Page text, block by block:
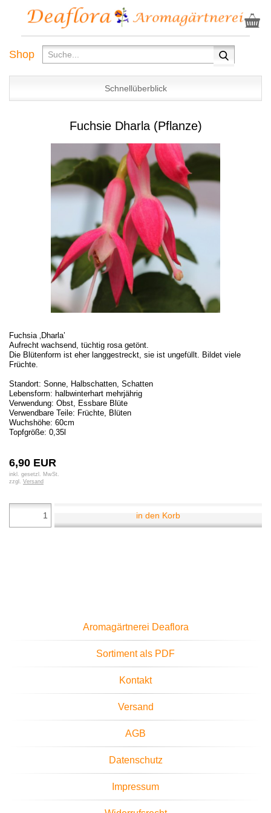
Shop
Schnellüberblick
Fuchsie Dharla (Pflanze)
Fuchsia ‚Dharla’
Aufrecht wachsend, tüchtig rosa getönt.
Die Blütenform ist eher langgestreckt, sie ist ungefüllt. Bildet viele
Früchte.
Standort: Sonne, Halbschatten, Schatten
Lebensform: halbwinterhart mehrjährig
Verwendung: Obst, Essbare Blüte
Verwendbare Teile: Früchte, Blüten
Wuchshöhe: 60cm
Topfgröße: 0,35l
6,90 EUR
inkl. gesetzl. MwSt.
zzgl. Versand
in den Korb
Aromagärtnerei Deaflora
Sortiment als PDF
Kontakt
Versand
AGB
Datenschutz
Impressum